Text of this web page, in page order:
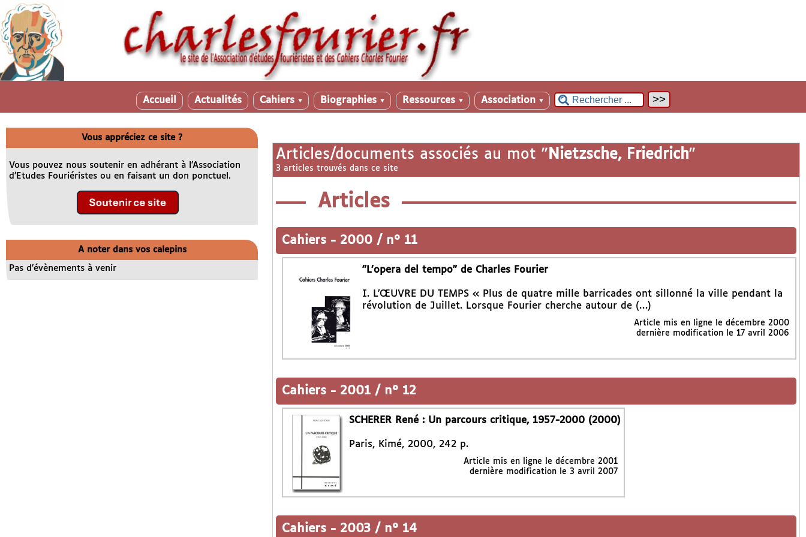
Accueil Actualités Cahiers ▼ Biographies ▼ Ressources ▼ Association ▼
Articles/documents associés au mot " Nietzsche, Friedrich"
3 articles trouvés dans ce site
Articles
Cahiers - 2000 / n° 11
"L’opera del tempo" de Charles Fourier
I. L’ŒUVRE DU TEMPS « Plus de quatre mille barricades ont sillonné la ville pendant la
révolution de Juillet. Lorsque Fourier cherche autour de (…)
Article mis en ligne le décembre 2000
dernière modification le 17 avril 2006
Cahiers - 2001 / n° 12
SCHERER René : Un parcours critique, 1957-2000 (2000)
Paris, Kimé, 2000, 242 p.
Article mis en ligne le décembre 2001
dernière modification le 3 avril 2007
Cahiers - 2003 / n° 14
Vous appréciez ce site ?
Vous pouvez nous soutenir en adhérant à l’Association
d’Etudes Fouriéristes ou en faisant un don ponctuel.
A noter dans vos calepins
Pas d’évènements à venir